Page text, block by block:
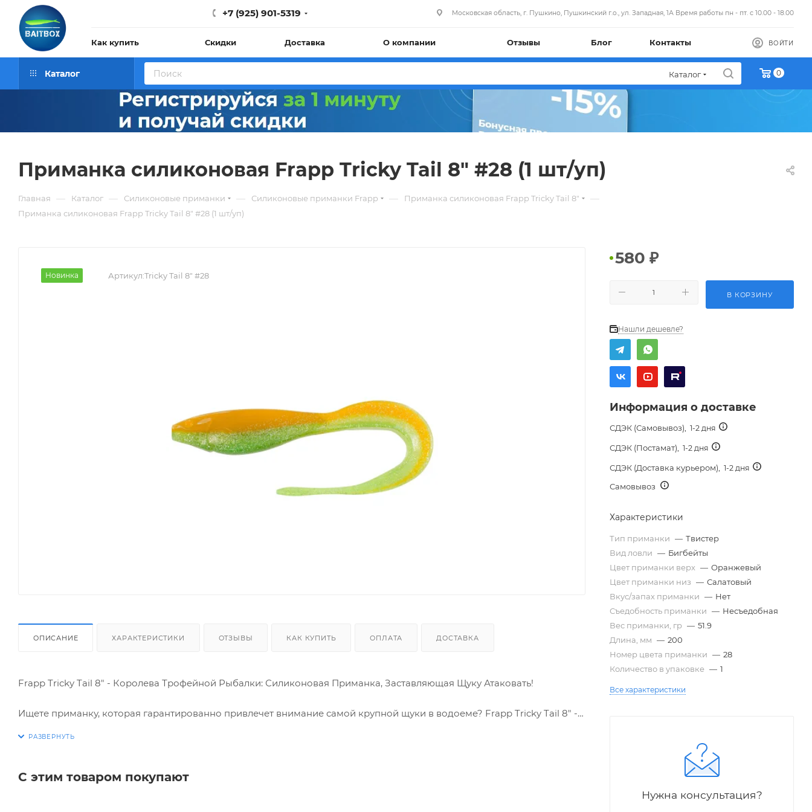
+7 (925) 901-5319 Московская область, г. Пушкино, Пушкинский г.о., ул. Западная, 1А Время работы пн - пт. с 10.00 - 18.00
Как купить Скидки Доставка О компании Отзывы Блог Контакты ВОЙТИ
Каталог Каталог 0
Приманка силиконовая Frapp Tricky Tail 8" #28 (1 шт/уп)
Главная — Каталог — Силиконовые приманки — Силиконовые приманки Frapp — Приманка силиконовая Frapp Tricky Tail 8" —
Приманка силиконовая Frapp Tricky Tail 8" #28 (1 шт/уп)
Новинка Артикул:Tricky Tail 8" #28
ОПИСАНИЕ ХАРАКТЕРИСТИКИ ОТЗЫВЫ КАК КУПИТЬ ОПЛАТА ДОСТАВКА
Frapp Tricky Tail 8" - Королева Трофейной Рыбалки: Силиконовая Приманка, Заставляющая Щуку Атаковать!
Ищете приманку, которая гарантированно привлечет внимание самой крупной щуки в водоеме? Frapp Tricky Tail 8" -
Почему Tricky Tail 8" незаменима в арсенале опытного спиннингиста?
С этим товаром покупают
580 ₽
В КОРЗИНУ
Нашли дешевле?
Информация о доставке
СДЭК (Самовывоз), 1-2 дня
СДЭК (Постамат), 1-2 дня
СДЭК (Доставка курьером), 1-2 дня
Самовывоз
Характеристики
Тип приманки — Твистер
Вид ловли — Бигбейты
Цвет приманки верх — Оранжевый
Цвет приманки низ — Салатовый
Вкус/запах приманки — Нет
Съедобность приманки — Несъедобная
Вес приманки, гр — 51.9
Длина, мм — 200
Номер цвета приманки — 28
Количество в упаковке — 1
Все характеристики
Нужна консультация?